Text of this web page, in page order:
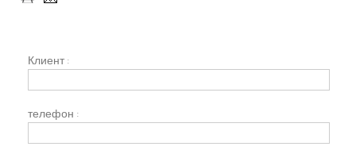
Клиент :
телефон :